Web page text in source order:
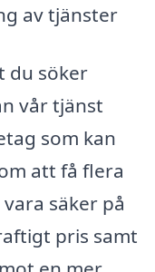
av tjänster
du söker
vår tjänst
som kan
att få flera
säker på
pris samt